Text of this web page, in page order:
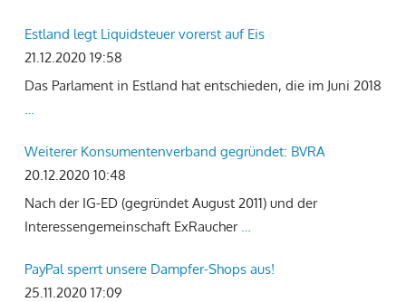
Estland legt Liquidsteuer vorerst auf Eis
21.12.2020 19:58
Das Parlament in Estland hat entschieden, die im Juni 2018
…
Weiterer Konsumentenverband gegründet: BVRA
20.12.2020 10:48
Nach der IG-ED (gegründet August 2011) und der
Interessengemeinschaft ExRaucher …
PayPal sperrt unsere Dampfer-Shops aus!
25.11.2020 17:09